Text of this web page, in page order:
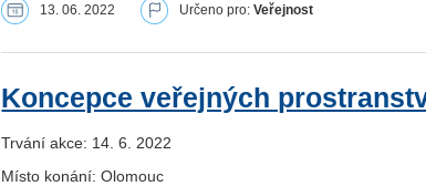
13. 06. 2022 Určeno pro:Veřejnost
Koncepce veřejných
Trvání akce: 14. 6. 2022
Místo konání: Olomouc